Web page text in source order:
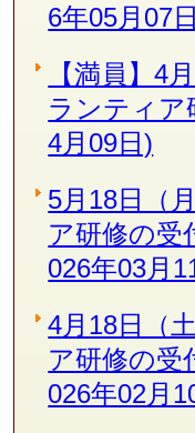
6年05月07
【満員】4
ランティア
4月09日)
5月18日（
ア研修の受
026年03月
4月18日（
ア研修の受
026年02月